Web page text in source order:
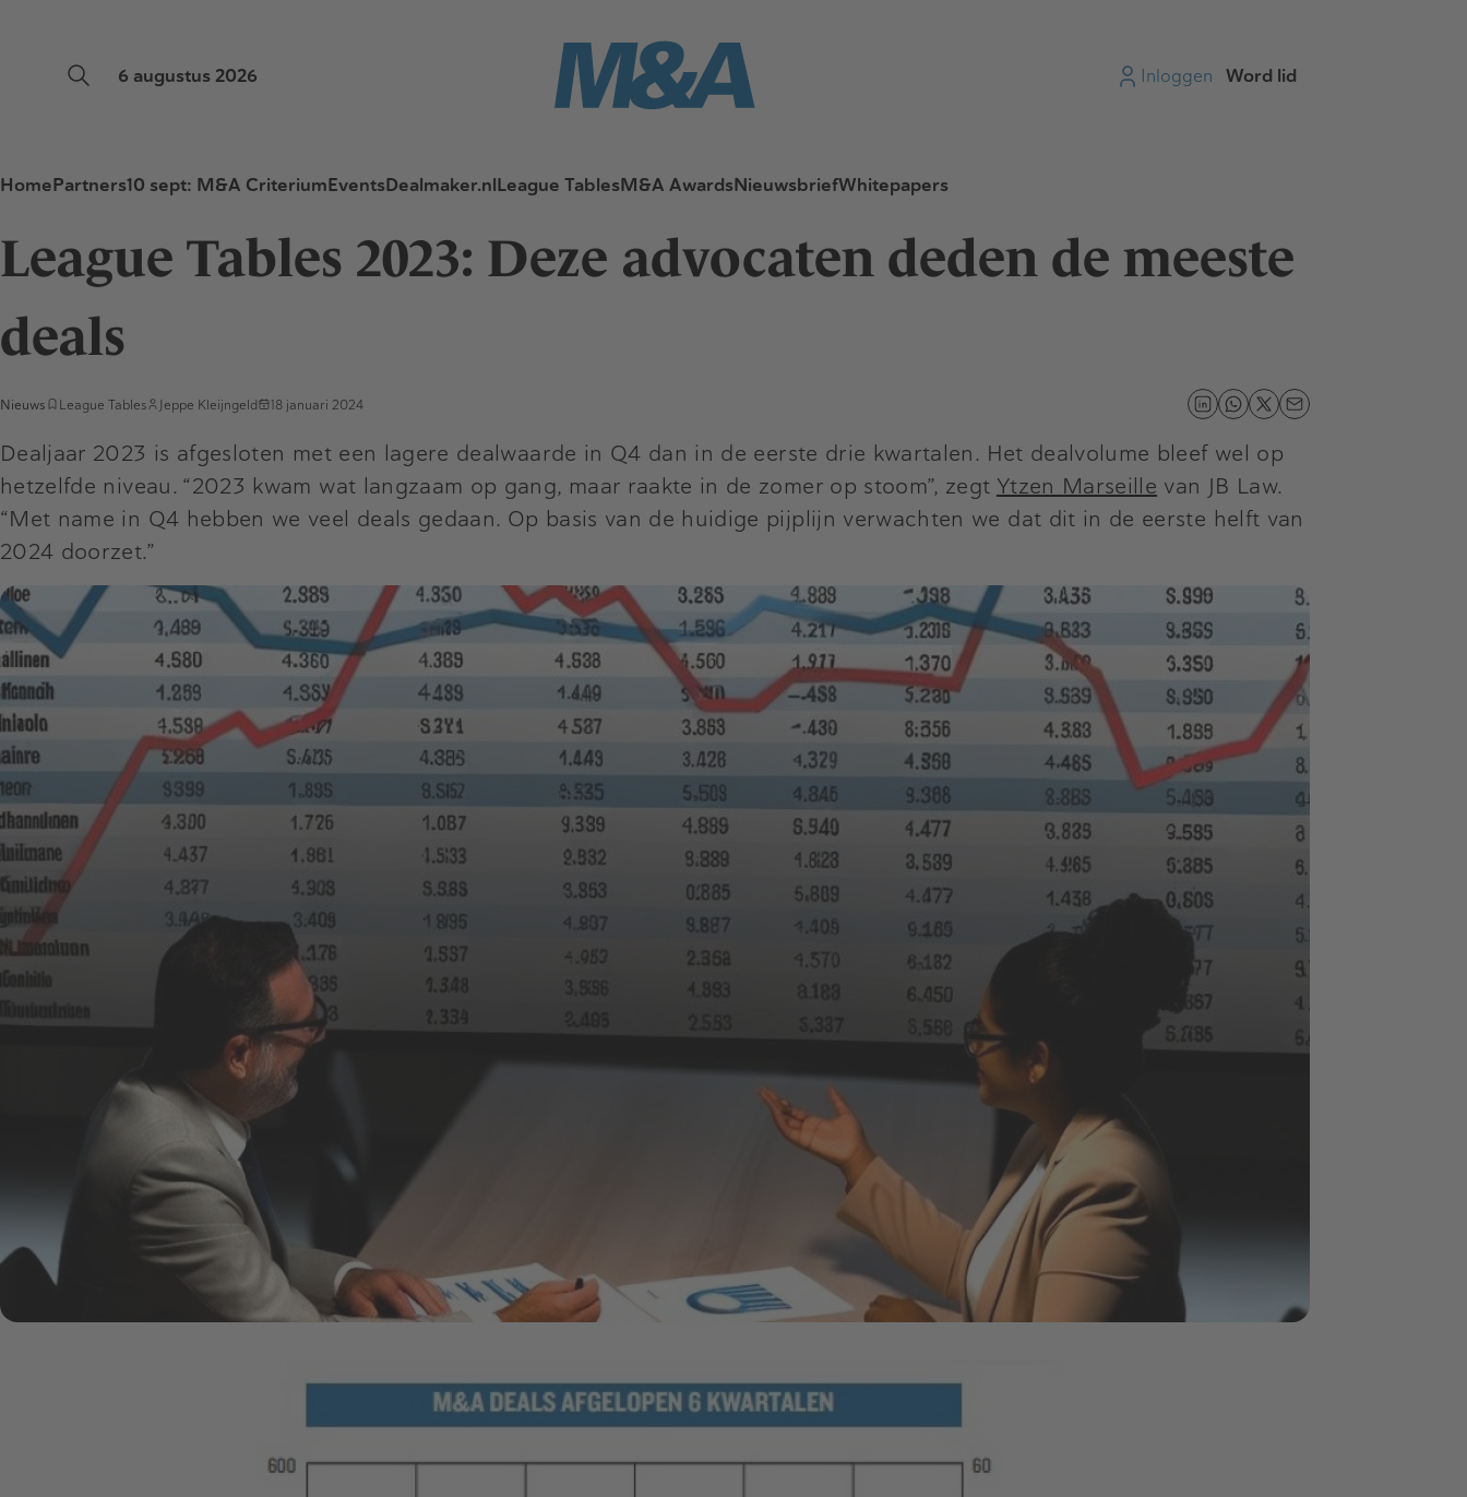
6 augustus 2026 Inloggen Word lid
HomePartners10 sept: M&A CriteriumEventsDealmaker.nlLeague TablesM&A AwardsNieuwsbriefWhitepapers
League Tables 2023: Deze advocaten deden de meeste
deals
Nieuws League Tables Jeppe Kleijngeld 18 januari 2024
Dealjaar 2023 is afgesloten met een lagere dealwaarde in Q4 dan in de eerste drie kwartalen. Het dealvolume bleef wel op
hetzelfde niveau. “2023 kwam wat langzaam op gang, maar raakte in de zomer op stoom”, zegt Ytzen Marseille van JB Law.
“Met name in Q4 hebben we veel deals gedaan. Op basis van de huidige pijplijn verwachten we dat dit in de eerste helft van
2024 doorzet.”